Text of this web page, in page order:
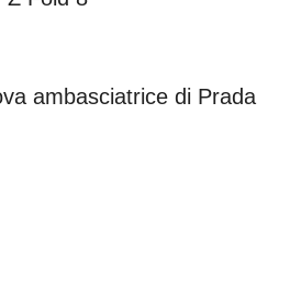
ambasciatrice di Prada